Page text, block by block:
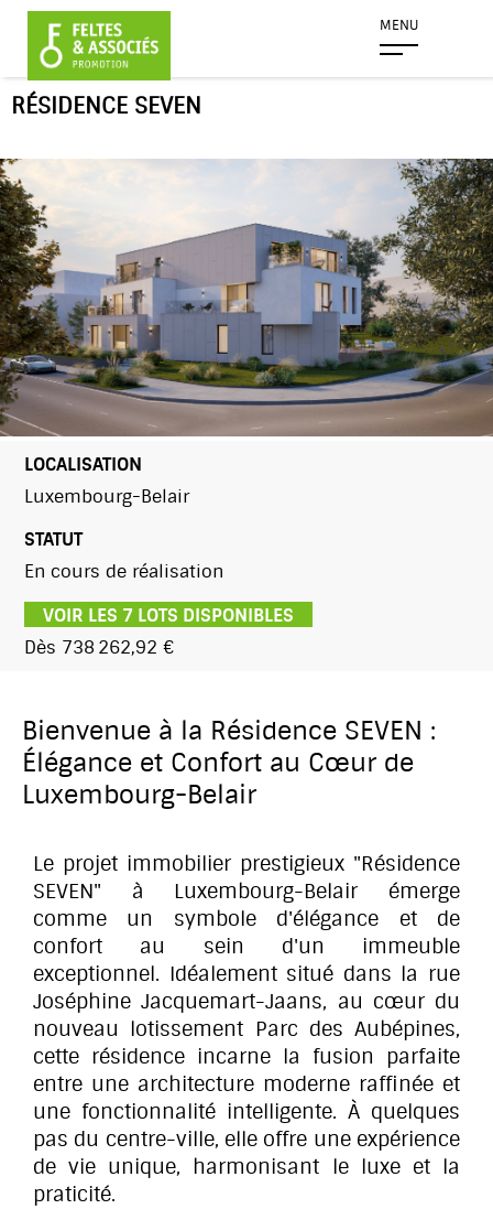
MENU
RÉSIDENCE SEVEN
LOCALISATION
Luxembourg-Belair
STATUT
En cours de réalisation
VOIR LES 7 LOTS DISPONIBLES
Dès 738 262,92 €
Bienvenue à la Résidence SEVEN :
Élégance et Confort au Cœur de
Luxembourg-Belair
Le projet immobilier prestigieux "Résidence
SEVEN" à Luxembourg-Belair émerge
comme un symbole d'élégance et de
confort au sein d'un immeuble
exceptionnel. Idéalement situé dans la rue
Joséphine Jacquemart-Jaans, au cœur du
nouveau lotissement Parc des Aubépines,
cette résidence incarne la fusion parfaite
entre une architecture moderne raffinée et
une fonctionnalité intelligente. À quelques
pas du centre-ville, elle offre une expérience
de vie unique, harmonisant le luxe et la
praticité.